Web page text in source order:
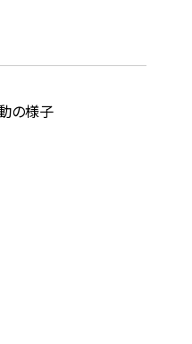
の様子